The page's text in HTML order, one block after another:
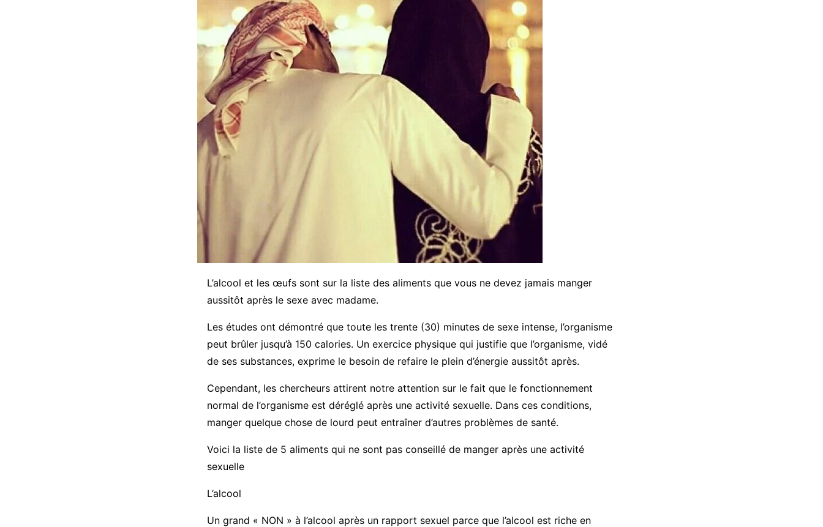
L’alcool et les œufs sont sur la liste des aliments que vous ne devez jamais manger
aussitôt après le sexe avec madame.
Les études ont démontré que toute les trente (30) minutes de sexe intense, l’organisme
peut brûler jusqu’à 150 calories. Un exercice physique qui justifie que l’organisme, vidé
de ses substances, exprime le besoin de refaire le plein d’énergie aussitôt après.
Cependant, les chercheurs attirent notre attention sur le fait que le fonctionnement
normal de l’organisme est déréglé après une activité sexuelle. Dans ces conditions,
manger quelque chose de lourd peut entraîner d’autres problèmes de santé.
Voici la liste de 5 aliments qui ne sont pas conseillé de manger après une activité
sexuelle
L’alcool
Un grand « NON » à l’alcool après un rapport sexuel parce que l’alcool est riche en